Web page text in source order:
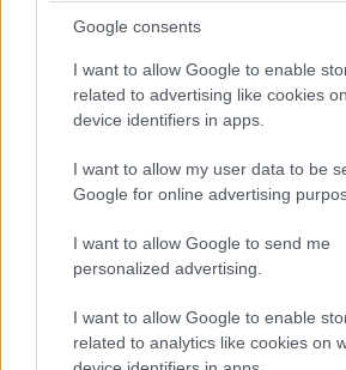
Google consents
I want to allow Google to enable
related to advertising like cookies
device identifiers in apps.
I want to allow my user data to be
Google for online advertising
I want to allow Google to send me
personalized advertising.
I want to allow Google to enable
related to analytics like cookies on
Brundle hozza majd a célba a
harcoló lengyel autót. Nagyon szép
Inter Europol, minden elismerést
hátránya Yifeijel szemben... Csakhogy
WRT emelőjével, így az utolsó